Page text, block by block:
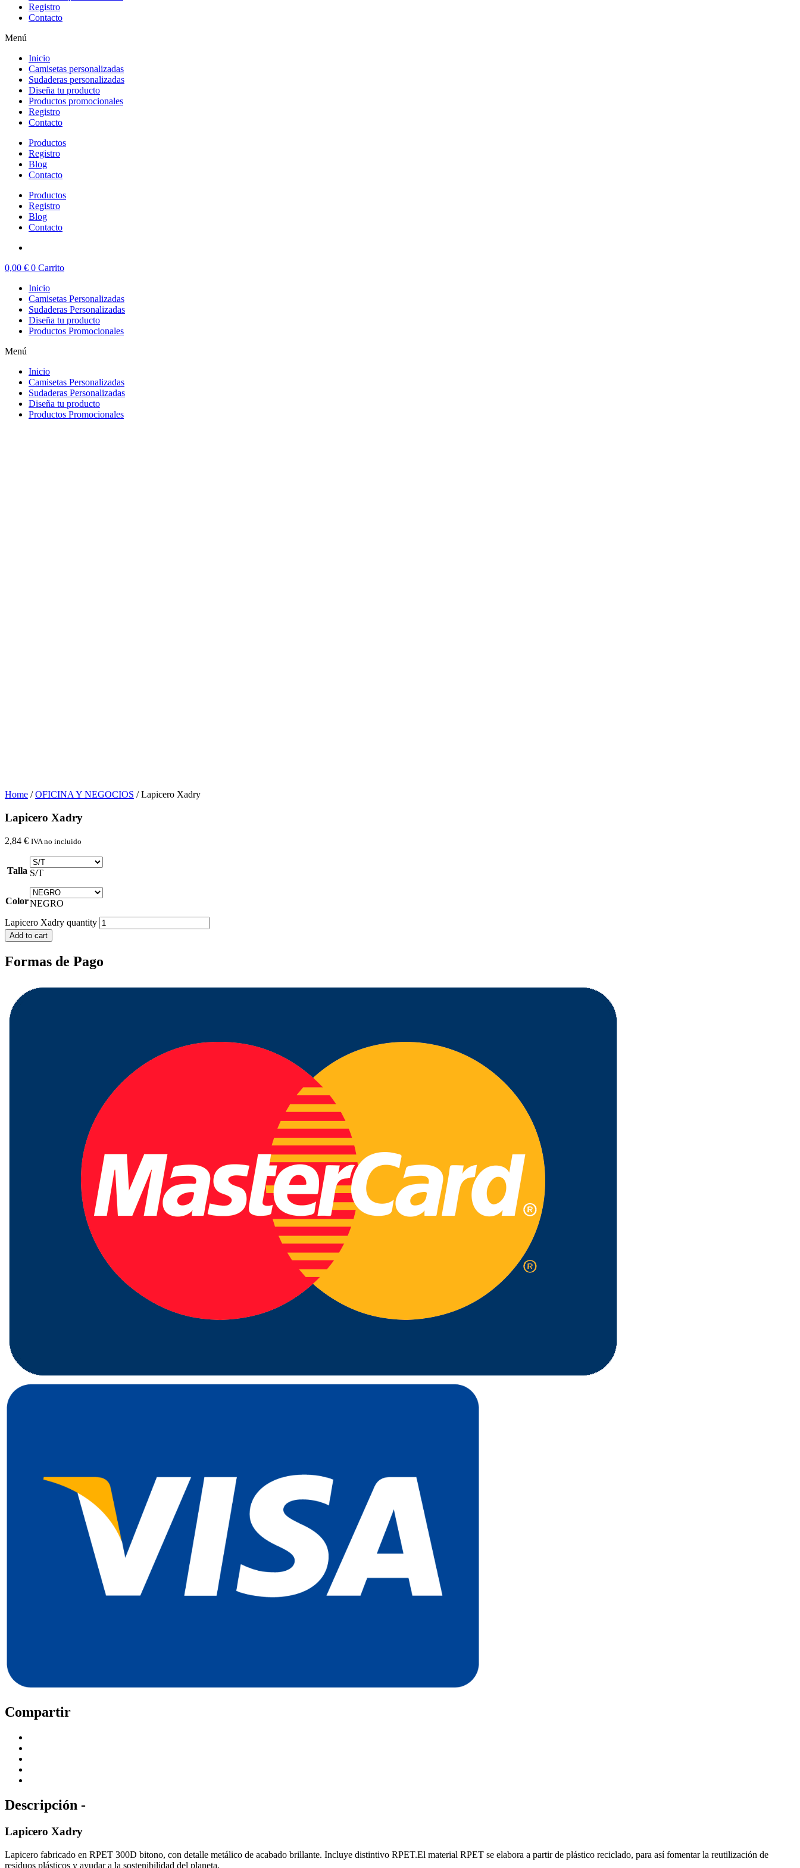
Registro
Contacto
Menú
Inicio
Camisetas personalizadas
Sudaderas personalizadas
Diseña tu producto
Productos promocionales
Registro
Contacto
Productos
Registro
Blog
Contacto
Productos
Registro
Blog
Contacto
0,00 € 0 Carrito
Inicio
Camisetas Personalizadas
Sudaderas Personalizadas
Diseña tu producto
Productos Promocionales
Menú
Inicio
Camisetas Personalizadas
Sudaderas Personalizadas
Diseña tu producto
Productos Promocionales
Home /OFICINA Y NEGOCIOS / Lapicero Xadry
Lapicero Xadry
2,84 € IVA no incluido
Talla S/T
ColorNEGRO
Lapicero Xadry quantity
Add to cart
Formas de Pago
Compartir
Descripción -
Lapicero Xadry
Lapicero fabricado en RPET 300D bitono, con detalle metálico de acabado brillante. Incluye distintivo RPET.El material RPET se elabora a partir de plástico reciclado, para así fomentar la reutilización de
residuos plásticos y ayudar a la sostenibilidad del planeta.